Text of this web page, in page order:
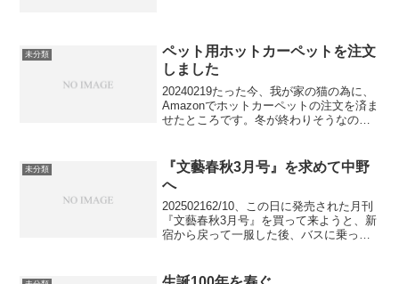
滝...
未分類
ペット用ホットカーペットを注文
しました
20240219たった今、我が家の猫の為に、
Amazonでホットカーペットの注文を済ま
せたところです。冬が終わりそうなの
にとても弱いのです。現在、彼女（猫の
こと）の居場...
未分類
『文藝春秋3月号』を求めて中野
へ
202502162/10、この日に発売された月刊
『文藝春秋3月号』を買って来ようと、新
宿から戻って一服した後、バスに乗って
アでも、個人経営の小書店を別にすれ